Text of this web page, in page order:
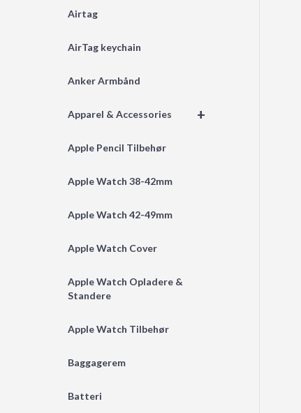
Airtag
AirTag keychain
Anker Armbånd
+
Apparel & Accessories
Apple Pencil Tilbehør
Apple Watch 38-42mm
Apple Watch 42-49mm
Apple Watch Cover
Apple Watch Opladere &
Standere
Apple Watch Tilbehør
Baggagerem
Batteri